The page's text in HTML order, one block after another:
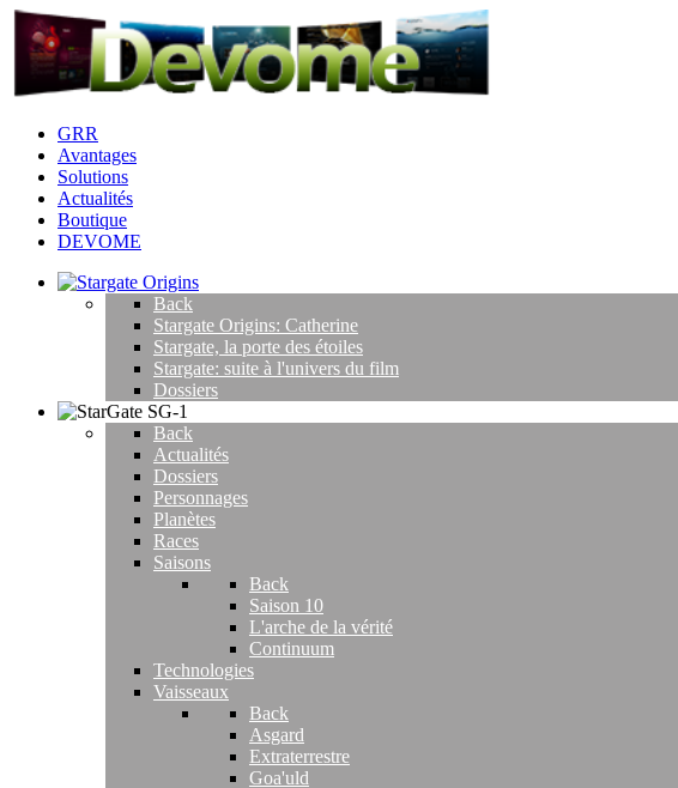
GRR
Avantages
Solutions
Actualités
Boutique
DEVOME
Back
Stargate Origins: Catherine
Stargate, la porte des étoiles
Stargate: suite à l'univers du film
Dossiers
Back
Actualités
Dossiers
Personnages
Planètes
Races
Saisons
Back
Saison 10
L'arche de la vérité
Continuum
Technologies
Vaisseaux
Back
Asgard
Extraterrestre
Goa'uld